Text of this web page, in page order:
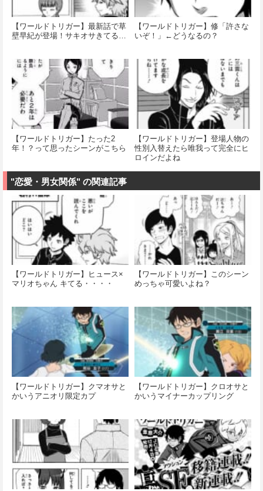
【ワールドトリガー】最新話で草
壁早紀が登場！サキオサきてる…
【ワールドトリガー】修「許さな
いぞ！」←どうなるの？
【ワールドトリガー】たった2
年！？って思ったシーンがこちら
【ワールドトリガー】登場人物の
性別入替えたら唯我って完全にヒ
ロインだよね
"恋愛・男女関係" の関連記事
【ワールドトリガー】ヒュース×
マリオちゃん キてる・・・・
【ワールドトリガー】このシーン
めっちゃ可愛いよね？
【ワールドトリガー】クマオサと
かいうアニオリ限定カプ
【ワールドトリガー】クロオサと
かいうマイナーカップリング